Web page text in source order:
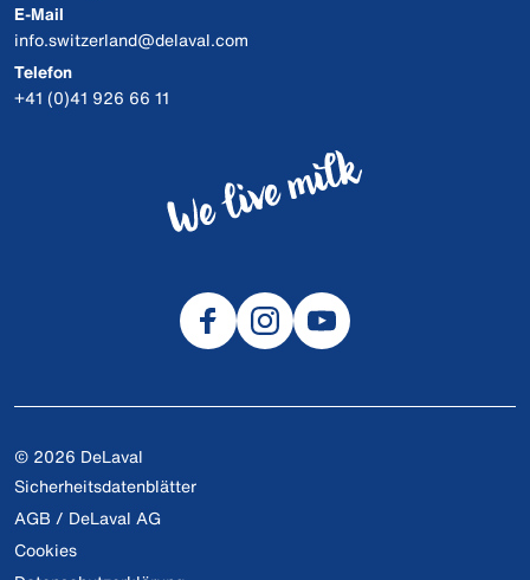
E-Mail
info.switzerland@delaval.com
Telefon
+41 (0)41 926 66 11
© 2026 DeLaval
Sicherheitsdatenblätter
AGB / DeLaval AG
Cookies